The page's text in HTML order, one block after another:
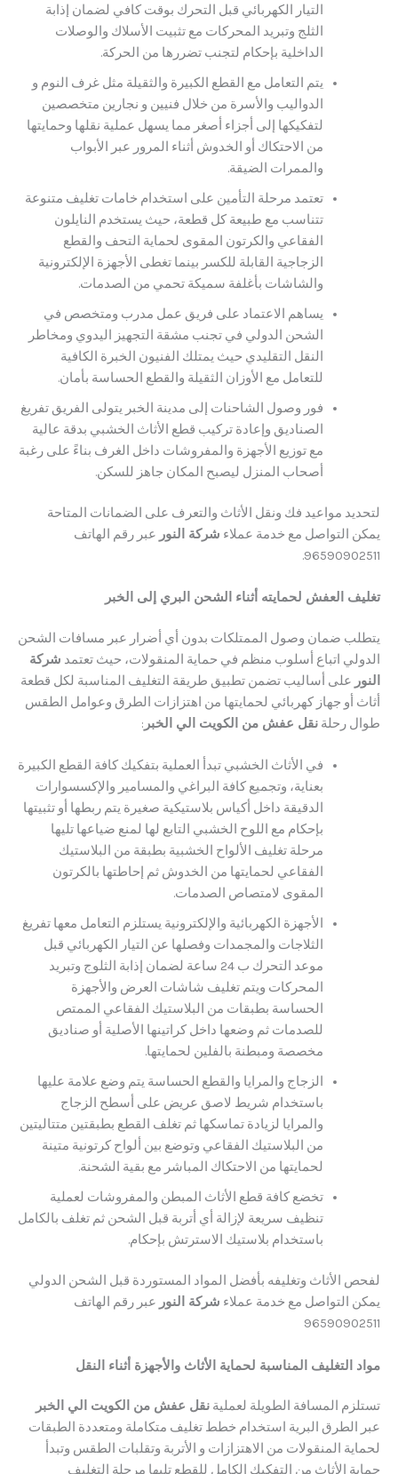
التيار الكهربائي قبل التحرك بوقت كافي لضمان إذابة
الثلج وتبريد المحركات مع تثبيت الأسلاك والوصلات
الداخلية بإحكام لتجنب تضررها من الحركة.
يتم التعامل مع القطع الكبيرة والثقيلة مثل غرف النوم و
الدواليب والأسرة من خلال فنيين و نجارين متخصصين
لتفكيكها إلى أجزاء أصغر مما يسهل عملية نقلها وحمايتها
من الاحتكاك أو الخدوش أثناء المرور عبر الأبواب
والممرات الضيقة.
تعتمد مرحلة التأمين على استخدام خامات تغليف متنوعة
تتناسب مع طبيعة كل قطعة، حيث يستخدم النايلون
الفقاعي والكرتون المقوى لحماية التحف والقطع
الزجاجية القابلة للكسر بينما تغطى الأجهزة الإلكترونية
والشاشات بأغلفة سميكة تحمي من الصدمات.
يساهم الاعتماد على فريق عمل مدرب ومتخصص في
الشحن الدولي في تجنب مشقة التجهيز اليدوي ومخاطر
النقل التقليدي حيث يمتلك الفنيون الخبرة الكافية
للتعامل مع الأوزان الثقيلة والقطع الحساسة بأمان.
فور وصول الشاحنات إلى مدينة الخبر يتولى الفريق تفريغ
الصناديق وإعادة تركيب قطع الأثاث الخشبي بدقة عالية
مع توزيع الأجهزة والمفروشات داخل الغرف بناءً على رغبة
أصحاب المنزل ليصبح المكان جاهز للسكن.
مواعيد فك ونقل الأثاث والتعرف على الضمانات المتاحة
مع خدمة عملاءشركة النورعبر رقم الهاتف
العفش لحمايته أثناء الشحن البري إلى الخبر
ضمان وصول الممتلكات بدون أي أضرار عبر مسافات الشحن
اتباع أسلوب منظم في حماية المنقولات، حيث تعتمدشركة
أساليب تضمن تطبيق طريقة التغليف المناسبة لكل قطعة
جهاز كهربائي لحمايتها من اهتزازات الطرق وعوامل الطقس
رحلةنقل عفش من الكويت الي الخبر:
في ​الأثاث الخشبي تبدأ العملية بتفكيك كافة القطع الكبيرة
بعناية، وتجميع كافة البراغي والمسامير والإكسسوارات
الدقيقة داخل أكياس بلاستيكية صغيرة يتم ربطها أو تثبيتها
بإحكام مع اللوح الخشبي التابع لها لمنع ضياعها تليها
مرحلة تغليف الألواح الخشبية بطبقة من البلاستيك
الفقاعي لحمايتها من الخدوش ثم إحاطتها بالكرتون
المقوى لامتصاص الصدمات.
​الأجهزة الكهربائية والإلكترونية يستلزم التعامل معها تفريغ
الثلاجات والمجمدات وفصلها عن التيار الكهربائي قبل
موعد التحرك ب 24 ساعة لضمان إذابة الثلوج وتبريد
المحركات ويتم تغليف شاشات العرض والأجهزة
الحساسة بطبقات من البلاستيك الفقاعي الممتص
للصدمات ثم وضعها داخل كراتينها الأصلية أو صناديق
مخصصة ومبطنة بالفلين لحمايتها.
​الزجاج والمرايا والقطع الحساسة يتم وضع علامة عليها
باستخدام شريط لاصق عريض على أسطح الزجاج
والمرايا لزيادة تماسكها ثم تغلف القطع بطبقتين متتاليتين
من البلاستيك الفقاعي وتوضع بين ألواح كرتونية متينة
لحمايتها من الاحتكاك المباشر مع بقية الشحنة.
تخضع كافة قطع الأثاث المبطن والمفروشات لعملية
تنظيف سريعة لإزالة أي أتربة قبل الشحن ثم تغلف بالكامل
باستخدام بلاستيك الاسترتش بإحكام.
وتغليفه بأفضل المواد المستوردة قبل الشحن الدولي
مع خدمة عملاءشركة النورعبر رقم الهاتف
المناسبة لحماية الأثاث والأجهزة أثناء النقل
المسافة الطويلة لعمليةنقل عفش من الكويت الي الخبر
البرية استخدام خطط تغليف متكاملة ومتعددة الطبقات
المنقولات من الاهتزازات و الأتربة وتقلبات الطقس وتبدأ
الأثاث من التفكيك الكامل للقطع تليها مرحلة التغليف